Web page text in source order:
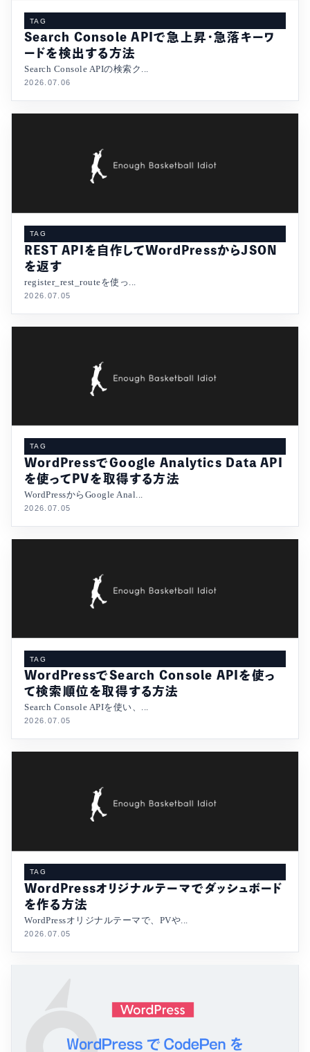
TAG
Search Console APIで急上昇・急落キーワ
ードを検出する方法
Search Console APIの検索ク...
2026.07.06
TAG
REST APIを自作してWordPressからJSON
を返す
register_rest_routeを使っ...
2026.07.05
TAG
WordPressでGoogle Analytics Data API
を使ってPVを取得する方法
WordPressからGoogle Anal...
2026.07.05
TAG
WordPressでSearch Console APIを使っ
て検索順位を取得する方法
Search Console APIを使い、...
2026.07.05
TAG
WordPressオリジナルテーマでダッシュボード
を作る方法
WordPressオリジナルテーマで、PVや...
2026.07.05